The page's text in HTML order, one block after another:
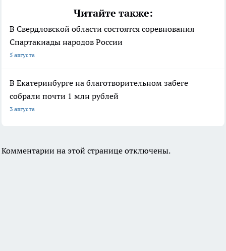
Читайте также:
В Свердловской области состоятся соревнования
Спартакиады народов России
5 августа
В Екатеринбурге на благотворительном забеге
собрали почти 1 млн рублей
3 августа
Комментарии на этой странице отключены.